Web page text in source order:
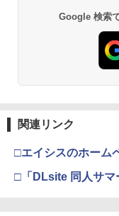
Google 検索
関連リンク
□エイシスのホーム
□「DLsite 同人サマ